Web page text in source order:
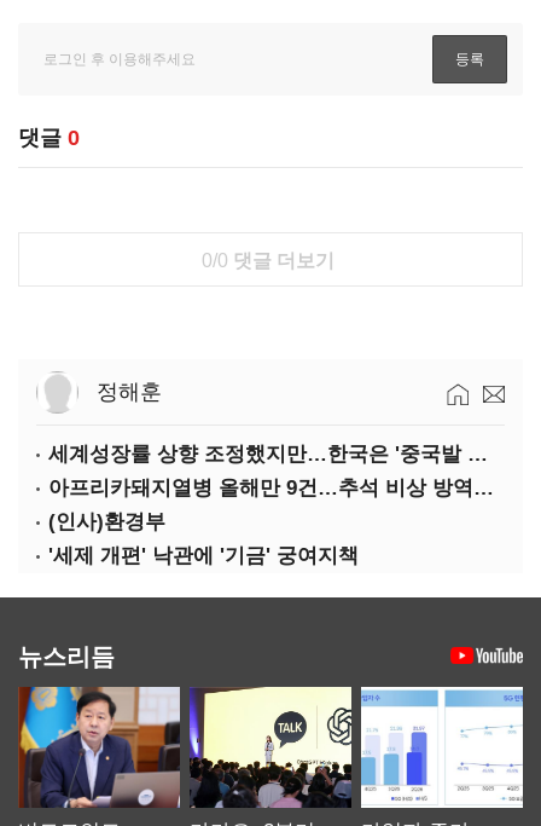
댓글 0
0/0 댓글 더보기
정해훈
세계성장률 상향 조정했지만…한국은 '중국발 살얼음판'
아프리카돼지열병 올해만 9건…추석 비상 방역에 '총력'
(인사)환경부
'세제 개편' 낙관에 '기금' 궁여지책
뉴스리듬